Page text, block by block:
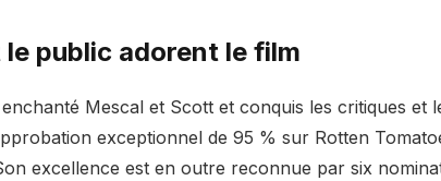
public adorent le film
Mescal et Scott et conquis les critiques et
exceptionnel de 95 % sur Rotten
excellence est en outre reconnue par six